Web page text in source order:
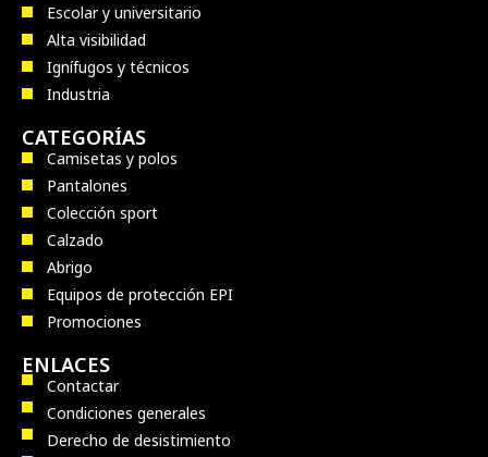
Escolar y universitario
Alta visibilidad
Ignífugos y técnicos
Industria
CATEGORÍAS
Camisetas y polos
Pantalones
Colección sport
Calzado
Abrigo
Equipos de protección EPI
Promociones
ENLACES
Contactar
Condiciones generales
Derecho de desistimiento